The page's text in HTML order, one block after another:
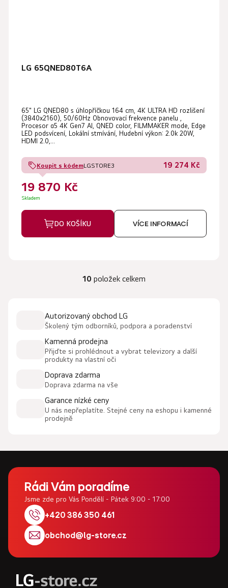
LG 65QNED80T6A
65" LG QNED80 s úhlopříčkou 164 cm, 4K ULTRA HD rozlišení
(3840x2160), 50/60Hz Obnovovací frekvence panelu ,
Procesor α5 4K Gen7 AI, QNED color, FILMMAKER mode, Edge
LED podsvícení, Lokální stmívání, Hudební výkon: 2.0k 20W,
HDMI 2.0,...
Koupit s kódemLGSTORE3 19 274 Kč
19 870 Kč
Skladem
DO KOŠÍKU VÍCE INFORMACÍ
O
á
d
c
í
r
k
y
p
u
10 položek celkem
Autorizovaný obchod LG
Školený tým odborníků, podpora a poradenství
Kamenná prodejna
Přijďte si prohlédnout a vybrat televizory a další
produkty na vlastní oči
Doprava zdarma
Doprava zdarma na vše
Garance nízké ceny
U nás nepřeplatíte. Stejné ceny na eshopu i kamenné
prodejně
Rádi Vám poradíme
Jsme zde pro Vás Pondělí - Pátek 9:00 - 17:00
+420 386 350 461
obchod@lg-store.cz